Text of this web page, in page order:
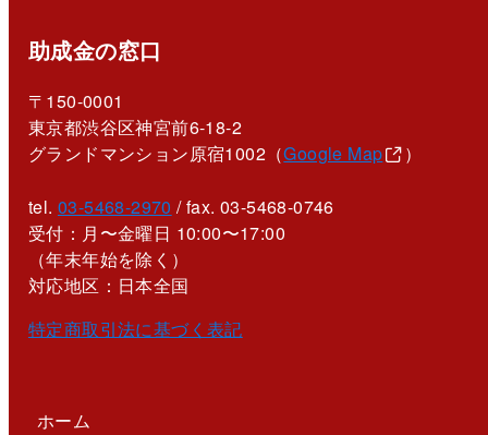
助成金の窓口
〒150-0001
東京都渋谷区神宮前6-18-2
グランドマンション原宿1002（Google Map ）
tel. 03-5468-2970 / fax. 03-5468-0746
受付：月〜金曜日 10:00〜17:00
（年末年始を除く）
対応地区：日本全国
特定商取引法に基づく表記
ホーム